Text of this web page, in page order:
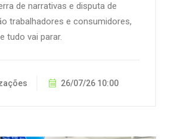
de narrativas e disputa de
trabalhadores e consumidores,
tudo vai parar.
26/07/26 10:00